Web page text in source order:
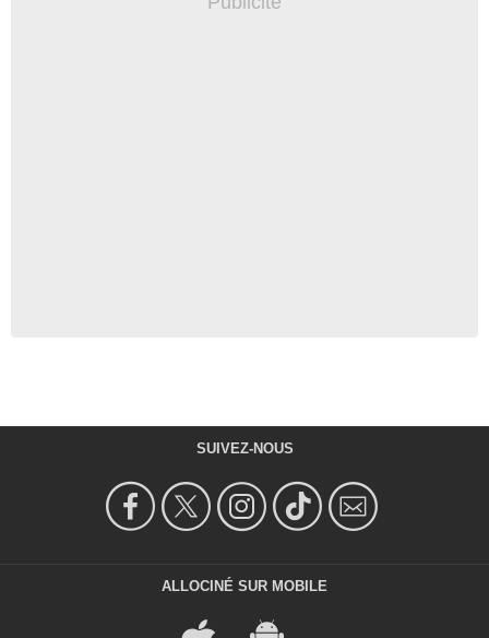
SUIVEZ-NOUS
ALLOCINÉ SUR MOBILE